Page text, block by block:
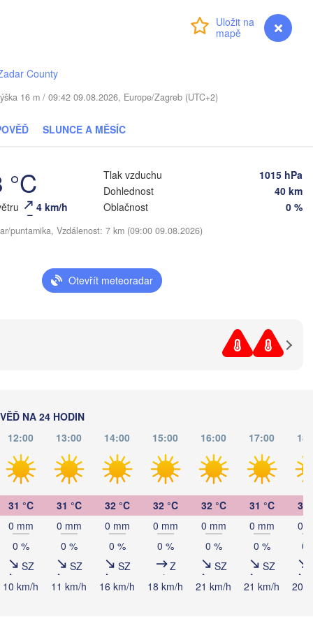
myVentusky Předpověď
County
16 m / 09:42 09.08.2026, Europe/Zagreb (UTC+2)
SLUNCE A MĚSÍC
°C
4 km/h
Tlak vzduchu
1015 hPa
Dohlednost
40 km
Oblačnost
0 %
puntamika, Vzdálenost: 7 km (09:00 09.08.2026)
Otevřít meteoradar
NA 24 HODIN
12:00 13:00 14:00 15:00 16:00 17:00
31 °C
0 mm
0 %
SZ
10 km/h
31 °C
0 mm
0 %
SZ
11 km/h
32 °C
0 mm
0 %
SZ
16 km/h
32 °C
0 mm
0 %
Z
18 km/h
32 °C
0 mm
0 %
SZ
21 km/h
31 °C
0 mm
0 %
SZ
21 km/h
31
0
0
20
(Cherkasy)
(Khmelnytskyi) Вінниця
İstanbul
Одеса
(Odesa)
Chișinău
(Kryvyi Rih)
Galați
MOLDAVSKO
Ankara
İzmir
Balıkesir
Tekirdağ
Afyonkarahisar
Çanakkale
Суми
(Sumy)
Çorum
Aksaray